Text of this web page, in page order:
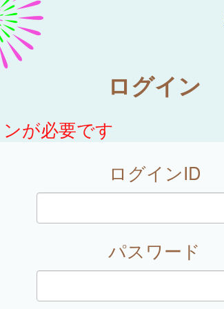
ログイン
が必要です
ログインID
パスワード